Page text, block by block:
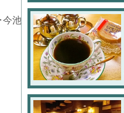
今池･池下･守山区